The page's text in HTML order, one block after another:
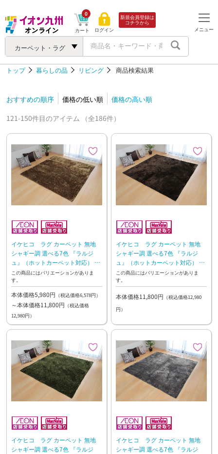
カーペット・ラグ
カート
0
ログイン
新規会員登録は
コチラから
メニュー
トップ 暮らしの品 リビング 商品検索結果
おすすめの順序 価格の低い順
価格の高い順
121-150件目のアイテム （全186件）
イケヒコ ラグ カーペット 無地
シャギー調 選べる7色 『ラルジ
ュ』（ホットカーペット対応） ベ
ージュ【10日~2週間後のお渡し】
この商品にはバリエーションがありま
す。
本体価格5,980円 （税込価格6,578円）
～本体価格11,800円 （税込価格
12,980円）
イケヒコ ラグ カーペット 無地
シャギー調 選べる7色 『ラルジ
ュ』（ホットカーペット対応） ブ
ラウン【10日~2週間後のお渡し】
この商品にはバリエーションがありま
す。
本体価格11,800円 （税込価格12,980
円）
イケヒコ ラグ カーペット 無地
シャギー調 選べる7色 『ラルジ
イケヒコ ラグ カーペット 無地
シャギー調 選べる7色 『ラルジ